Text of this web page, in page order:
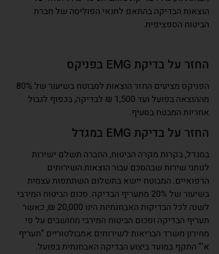
הוצאות הבדיקה בהתאם לתנאי הפוליסה של חברת
הביטוח הספציפית.
החזר על בדיקת EMG בפניקס
הפניקס מציעים החזר הוצאות למבוטח בשיעור של 80%
מההוצאה בפועל ועד 1,500 ₪ לבדיקה, בכפוף לגבול
אחריות המבטח בסעיף.
החזר על בדיקת EMG במגדל
במגדל, בקרות מקרה הביטוח, החברה תשלם ישירות
לנותני שירות שבהסכם עבור הוצאות השירותים
הרפואיים. המבוטח יישא בתשלום השתתפות עצמית
בשיעור של 20% מתעריף הבדיקה. סכום הביטוח המירבי
לשנה לכל הבדיקות האבחנתיות הינו 20,000 ₪, כאשר
תעריף הבדיקה וסכום הביטוח המירבי מחושבים על פי
מחירון משרד הבריאות לשירותים אמבולטוריים "תעריף
א'" התקף במועד ביצוע הבדיקה האבחנתית בפועל.